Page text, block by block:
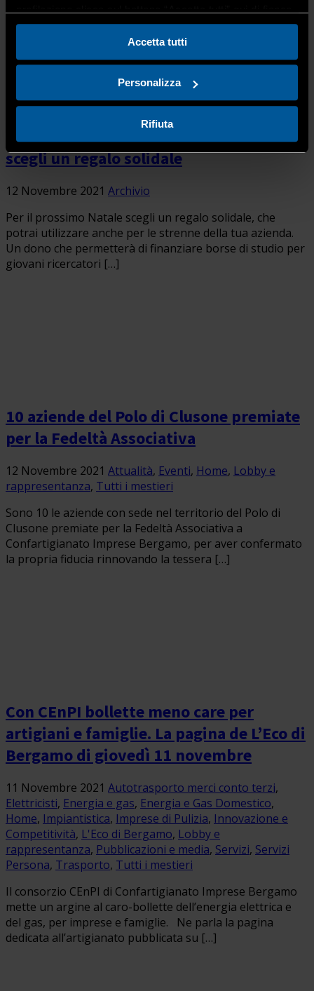
Accetta tutti
Personalizza
Rifiuta
Un poster per aiutare la ricerca: a Natale
scegli un regalo solidale
12 Novembre 2021 Archivio
Per il prossimo Natale scegli un regalo solidale, che
potrai utilizzare anche per le strenne della tua azienda.
Un dono che permetterà di finanziare borse di studio per
giovani ricercatori […]
10 aziende del Polo di Clusone premiate
per la Fedeltà Associativa
12 Novembre 2021 Attualità, Eventi, Home, Lobby e
rappresentanza, Tutti i mestieri
Sono 10 le aziende con sede nel territorio del Polo di
Clusone premiate per la Fedeltà Associativa a
Confartigianato Imprese Bergamo, per aver confermato
la propria fiducia rinnovando la tessera […]
Con CEnPI bollette meno care per
artigiani e famiglie. La pagina de L’Eco di
Bergamo di giovedì 11 novembre
11 Novembre 2021 Autotrasporto merci conto terzi,
Elettricisti, Energia e gas, Energia e Gas Domestico,
Home, Impiantistica, Imprese di Pulizia, Innovazione e
Competitività, L'Eco di Bergamo, Lobby e
rappresentanza, Pubblicazioni e media, Servizi, Servizi
Persona, Trasporto, Tutti i mestieri
Il consorzio CEnPI di Confartigianato Imprese Bergamo
mette un argine al caro-bollette dell’energia elettrica e
del gas, per imprese e famiglie. Ne parla la pagina
dedicata all’artigianato pubblicata su […]